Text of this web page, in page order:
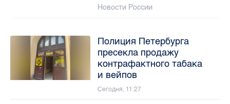
Новости России
Полиция Петербурга
пресекла продажу
контрафактного табака
и вейпов
Сегодня, 11:27